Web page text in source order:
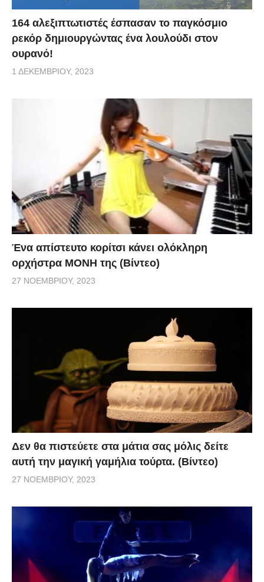
164 αλεξιπτωτιστές έσπασαν το παγκόσμιο
ρεκόρ δημιουργώντας ένα λουλούδι στον
ουρανό!
1 ΔΕΚΕΜΒΡΊΟΥ, 2023
Ένα απίστευτο κορίτσι κάνει ολόκληρη
ορχήστρα ΜΟΝΗ της (Βίντεο)
27 ΝΟΕΜΒΡΊΟΥ, 2023
Δεν θα πιστεύετε στα μάτια σας μόλις δείτε
αυτή την μαγική γαμήλια τούρτα. (Βίντεο)
27 ΝΟΕΜΒΡΊΟΥ, 2023